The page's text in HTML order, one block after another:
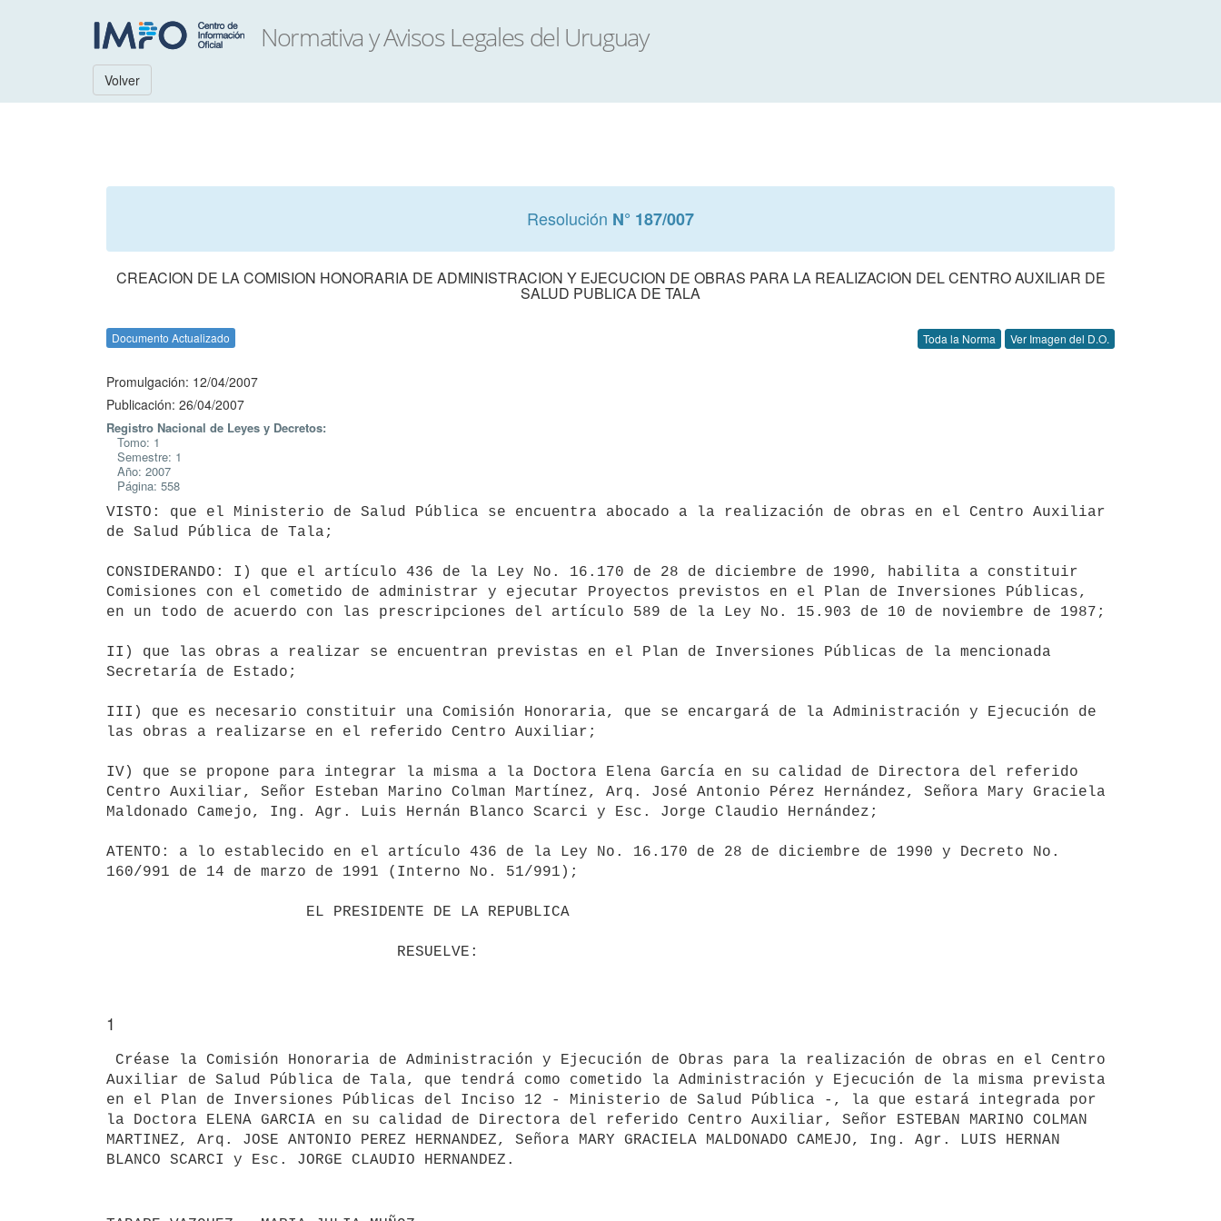
Volver
Resolución N° 187/007
CREACION DE LA COMISION HONORARIA DE ADMINISTRACION Y EJECUCION DE OBRAS PARA LA REALIZACION DEL CENTRO AUXILIAR DE
SALUD PUBLICA DE TALA
Documento Actualizado Toda la Norma Ver Imagen del D.O.
Promulgación: 12/04/2007
Publicación: 26/04/2007
Registro Nacional de Leyes y Decretos:
Tomo: 1
Semestre: 1
Año: 2007
Página: 558
VISTO: que el Ministerio de Salud Pública se encuentra abocado a la realización de obras en el Centro Auxiliar
de Salud Pública de Tala;
CONSIDERANDO: I) que el artículo 436 de la Ley No. 16.170 de 28 de diciembre de 1990, habilita a constituir
Comisiones con el cometido de administrar y ejecutar Proyectos previstos en el Plan de Inversiones Públicas,
en un todo de acuerdo con las prescripciones del artículo 589 de la Ley No. 15.903 de 10 de noviembre de 1987;
II) que las obras a realizar se encuentran previstas en el Plan de Inversiones Públicas de la mencionada
Secretaría de Estado;
III) que es necesario constituir una Comisión Honoraria, que se encargará de la Administración y Ejecución de
las obras a realizarse en el referido Centro Auxiliar;
IV) que se propone para integrar la misma a la Doctora Elena García en su calidad de Directora del referido
Centro Auxiliar, Señor Esteban Marino Colman Martínez, Arq. José Antonio Pérez Hernández, Señora Mary Graciela
Maldonado Camejo, Ing. Agr. Luis Hernán Blanco Scarci y Esc. Jorge Claudio Hernández;
ATENTO: a lo establecido en el artículo 436 de la Ley No. 16.170 de 28 de diciembre de 1990 y Decreto No.
160/991 de 14 de marzo de 1991 (Interno No. 51/991);
1
Auxiliar de Salud Pública de Tala, que tendrá como cometido la Administración y Ejecución de la misma prevista
en el Plan de Inversiones Públicas del Inciso 12 - Ministerio de Salud Pública -, la que estará integrada por
la Doctora ELENA GARCIA en su calidad de Directora del referido Centro Auxiliar, Señor ESTEBAN MARINO COLMAN
MARTINEZ, Arq. JOSE ANTONIO PEREZ HERNANDEZ, Señora MARY GRACIELA MALDONADO CAMEJO, Ing. Agr. LUIS HERNAN